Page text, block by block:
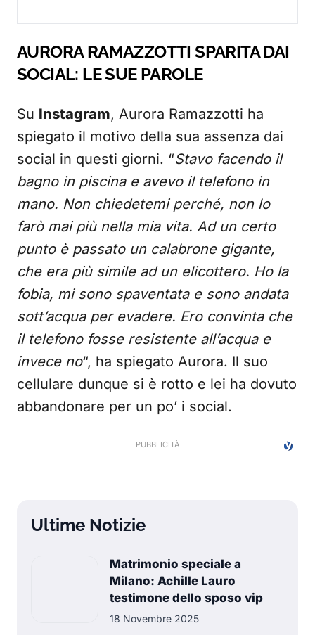
AURORA RAMAZZOTTI SPARITA DAI
SOCIAL: LE SUE PAROLE
Su Instagram, Aurora Ramazzotti ha
spiegato il motivo della sua assenza dai
social in questi giorni. “Stavo facendo il
bagno in piscina e avevo il telefono in
mano. Non chiedetemi perché, non lo
farò mai più nella mia vita. Ad un certo
punto è passato un calabrone gigante,
che era più simile ad un elicottero. Ho la
fobia, mi sono spaventata e sono andata
sott’acqua per evadere. Ero convinta che
il telefono fosse resistente all’acqua e
invece no“, ha spiegato Aurora. Il suo
cellulare dunque si è rotto e lei ha dovuto
abbandonare per un po’ i social.
Ultime Notizie
Matrimonio speciale a
Milano: Achille Lauro
testimone dello sposo vip
18 Novembre 2025